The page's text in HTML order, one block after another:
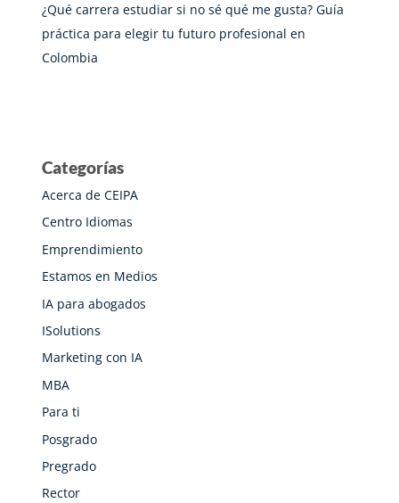
¿Qué carrera estudiar si no sé qué me gusta? Guía
práctica para elegir tu futuro profesional en
Colombia
Categorías
Acerca de CEIPA
Centro Idiomas
Emprendimiento
Estamos en Medios
IA para abogados
ISolutions
Marketing con IA
MBA
Para ti
Posgrado
Pregrado
Rector